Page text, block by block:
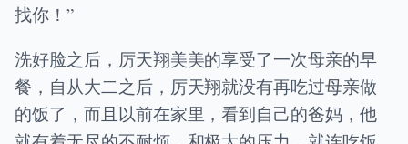
找你！”
洗好脸之后，厉天翔美美的享受了一次母亲的早
餐，自从大二之后，厉天翔就没有再吃过母亲做
的饭了，而且以前在家里，看到自己的爸妈，他